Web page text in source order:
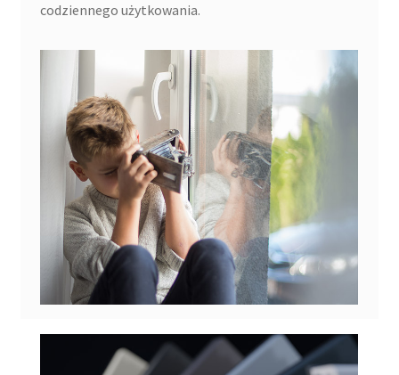
codziennego użytkowania.